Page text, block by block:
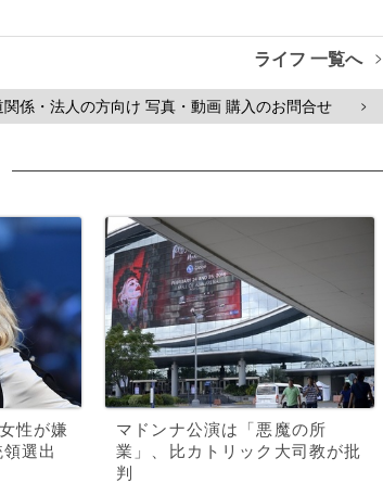
ライフ 一覧へ >
関係・法人の方向け 写真・動画 購入のお問合せ >
性が嫌
選出
マドンナ公演は「悪魔の所
業」、比カトリック大司教が批
判